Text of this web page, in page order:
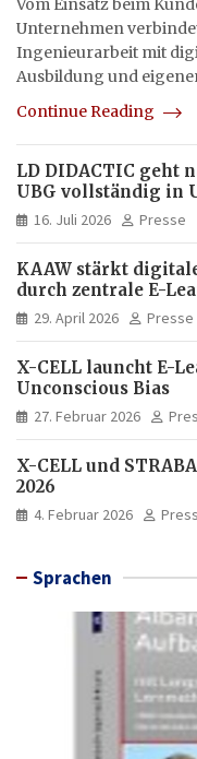
Vom Einsatz beim
Unternehmen
Ingenieurarbeit mit
Ausbildung und
Continue Reading
LD DIDACTIC geht
UBG vollständig in
16. Juli 2026 Presse
KAAW stärkt
durch zentrale E-
29. April 2026 Presse
X-CELL launcht E-
Unconscious Bias
27. Februar 2026
X-CELL und
2026
4. Februar 2026
Sprachen